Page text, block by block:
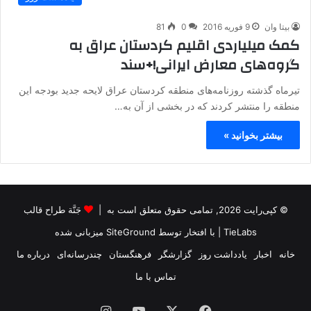
بیتا وان 9 فوریه 2016 0
81
کمک میلیاردی اقلیم کردستان عراق به
گروه‌های معارض ایرانی!+سند
تیرماه گذشته روزنامه‌های منطقه‌ کردستان عراق لایحه‌ جدید بودجه‌ این
منطقه‌ را منتشر کردند که در بخشی از آن به‌…
بیشتر بخوانید »
© کپی‌رایت 2026, تمامی حقوق متعلق است به |
جَنَّة طراح قالب
TieLabs | با افتخار توسط SiteGround میزبانی شده
خانه
اخبار یادداشت روز گزارشگر فرهنگستان چندرسانه‌ای
درباره ما
تماس با ما